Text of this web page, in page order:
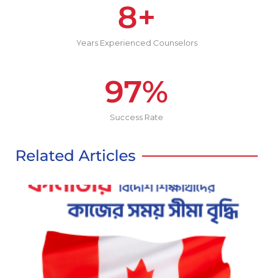
Years Experienced Counselors
8+
Success Rate
97%
Related Articles